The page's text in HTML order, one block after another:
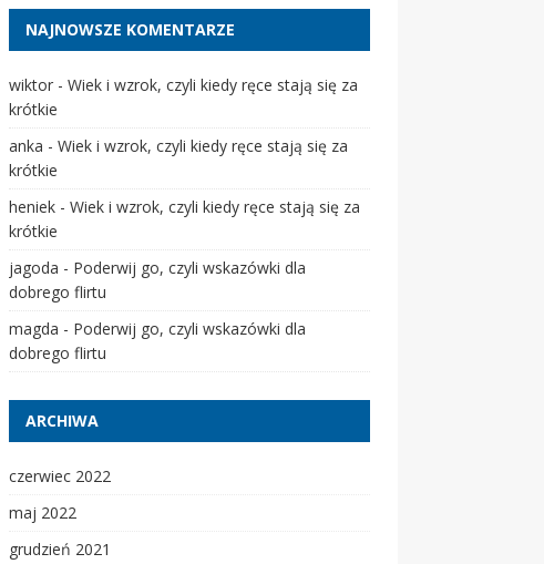
NAJNOWSZE KOMENTARZE
wiktor- Wiek i wzrok, czyli kiedy ręce stają się za
krótkie
anka - Wiek i wzrok, czyli kiedy ręce stają się za
krótkie
heniek- Wiek i wzrok, czyli kiedy ręce stają się za
krótkie
jagoda - Poderwij go, czyli wskazówki dla
dobrego flirtu
magda - Poderwij go, czyli wskazówki dla
dobrego flirtu
ARCHIWA
czerwiec 2022
maj 2022
grudzień 2021